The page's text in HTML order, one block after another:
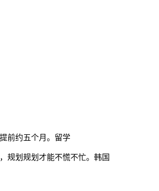
前约五个月。留学
规划规划才能不慌不忙。韩国